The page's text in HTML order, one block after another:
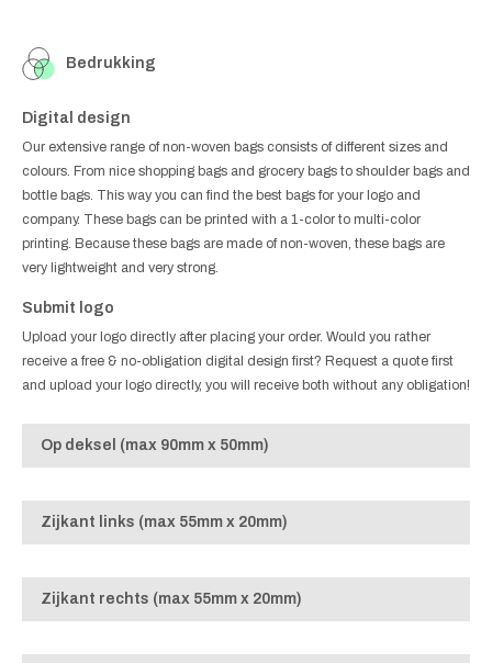
Bedrukking
Digital design
Our extensive range of non-woven bags consists of different sizes and
colours. From nice shopping bags and grocery bags to shoulder bags and
bottle bags. This way you can find the best bags for your logo and
company. These bags can be printed with a 1-color to multi-color
printing. Because these bags are made of non-woven, these bags are
very lightweight and very strong.
Submit logo
Upload your logo directly after placing your order. Would you rather
receive a free & no-obligation digital design first? Request a quote first
and upload your logo directly, you will receive both without any obligation!
Op deksel (max 90mm x 50mm)
Zijkant links (max 55mm x 20mm)
Zijkant rechts (max 55mm x 20mm)